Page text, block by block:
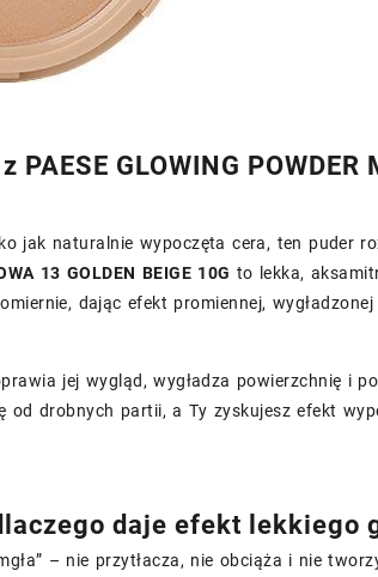
GLOWING POWDER
jak naturalnie wypoczęta cera, ten puder
13 GOLDEN BEIGE 10G to lekka,
dając efekt promiennej,
jej wygląd, wygładza powierzchnię i
od drobnych partii, a Ty zyskujesz efekt
daje efekt lekkiego
– nie przytłacza, nie obciąża i nie